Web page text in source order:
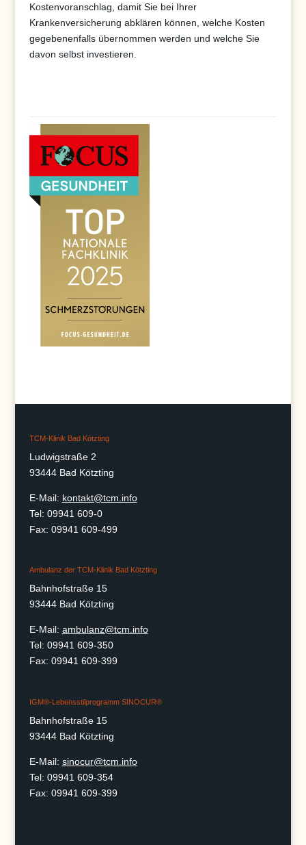
Kostenvoranschlag, damit Sie bei Ihrer
Krankenversicherung abklären können, welche Kosten
gegebenenfalls übernommen werden und welche Sie
davon selbst investieren.
TCM-Klinik Bad Kötzting
Ludwigstraße 2
93444 Bad Kötzting
E-Mail: kontakt@tcm.info
Tel: 09941 609-0
Fax: 09941 609-499
Ambulanz der TCM-Klinik Bad Kötzting
Bahnhofstraße 15
93444 Bad Kötzting
E-Mail: ambulanz@tcm.info
Tel: 09941 609-350
Fax: 09941 609-399
IGM®-Lebensstilprogramm SINOCUR®
Bahnhofstraße 15
93444 Bad Kötzting
E-Mail: sinocur@tcm.info
Tel: 09941 609-354
Fax: 09941 609-399